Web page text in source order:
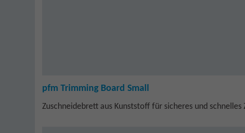
pfm Trimming Board Small
Zuschneidebrett aus Kunststoff für sicheres und schnelles